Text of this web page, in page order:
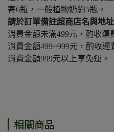
寄6瓶，一般植物奶約5瓶。
請於訂單備註超商店名與地址
消費金額未滿499元，酌收運
消費金額499~999元，酌收運
消費金額999元以上享免運。
相關商品